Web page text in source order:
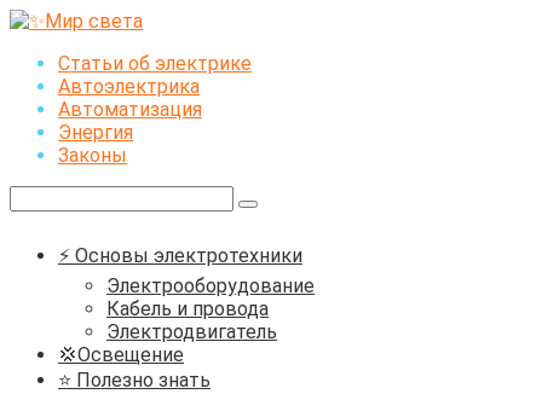
Перейти
контентуСтатьи об электрике
Автоэлектрика
Автоматизация
Энергия
Законы
⚡ Основы электротехники
Электрооборудование
Кабель и провода
Электродвигатель
💢Освещение
⭐ Полезно знать